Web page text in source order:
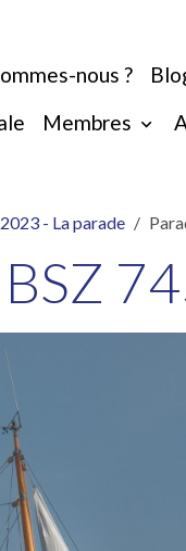
nous ?
Membres
- La parade